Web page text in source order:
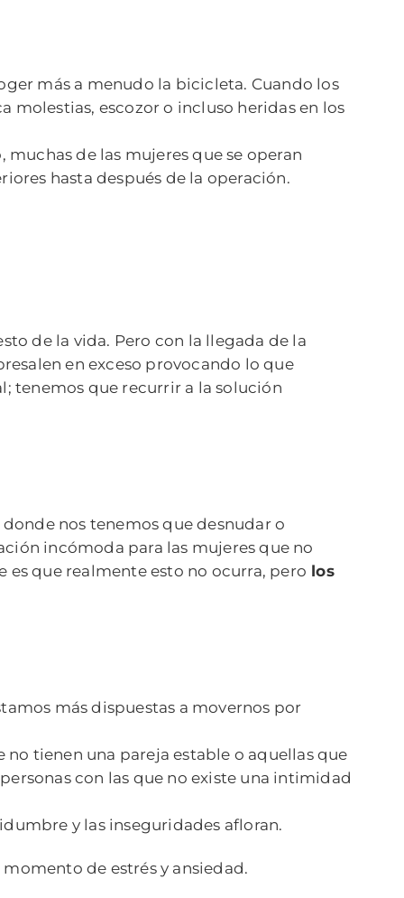
más a menudo la bicicleta. Cuando los
molestias, escozor o incluso heridas en los
muchas de las mujeres que se operan
hasta después de la operación.
de la vida. Pero con la llegada de la
en exceso provocando lo que
tenemos que recurrir a la solución
nos tenemos que desnudar o
incómoda para las mujeres que no
es que realmente esto no ocurra, pero los
más dispuestas a movernos por
tienen una pareja estable o aquellas que
con las que no existe una intimidad
y las inseguridades afloran.
de estrés y ansiedad.